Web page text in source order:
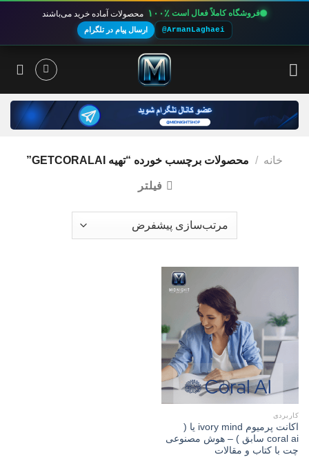
فروشگاه کاملاً فعال است ۱۰۰٪ محصولات آماده خرید می‌باشند
@ArmanLaghaei ارسال پیام در تلگرام
خانه / محصولات برچسب خورده “تهیه GETCORALAI”
فیلتر
کاربردی
اکانت پرمیوم ivory mind یا (
coral ai سابق ) – هوش مصنوعی
چت با کتاب و مقالات